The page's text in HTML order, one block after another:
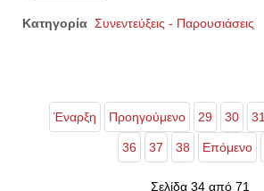
Κατηγορία Συνεντεύξεις - Παρουσιάσεις
Έναρξη Προηγούμενο 29 30 31
36 37 38 Επόμενο
Σελίδα 34 από 71